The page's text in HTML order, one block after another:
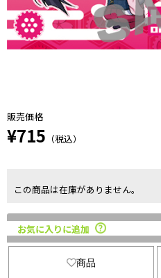
販売価格
¥715 （税込）
この商品は在庫がありません。
お気に入りに追加
商品